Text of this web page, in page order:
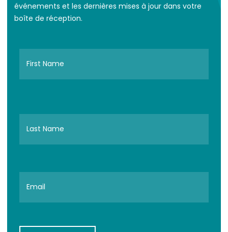
événements et les dernières mises à jour dans votre
boîte de réception.